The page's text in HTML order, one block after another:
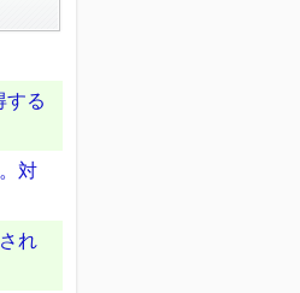
する
対
れ